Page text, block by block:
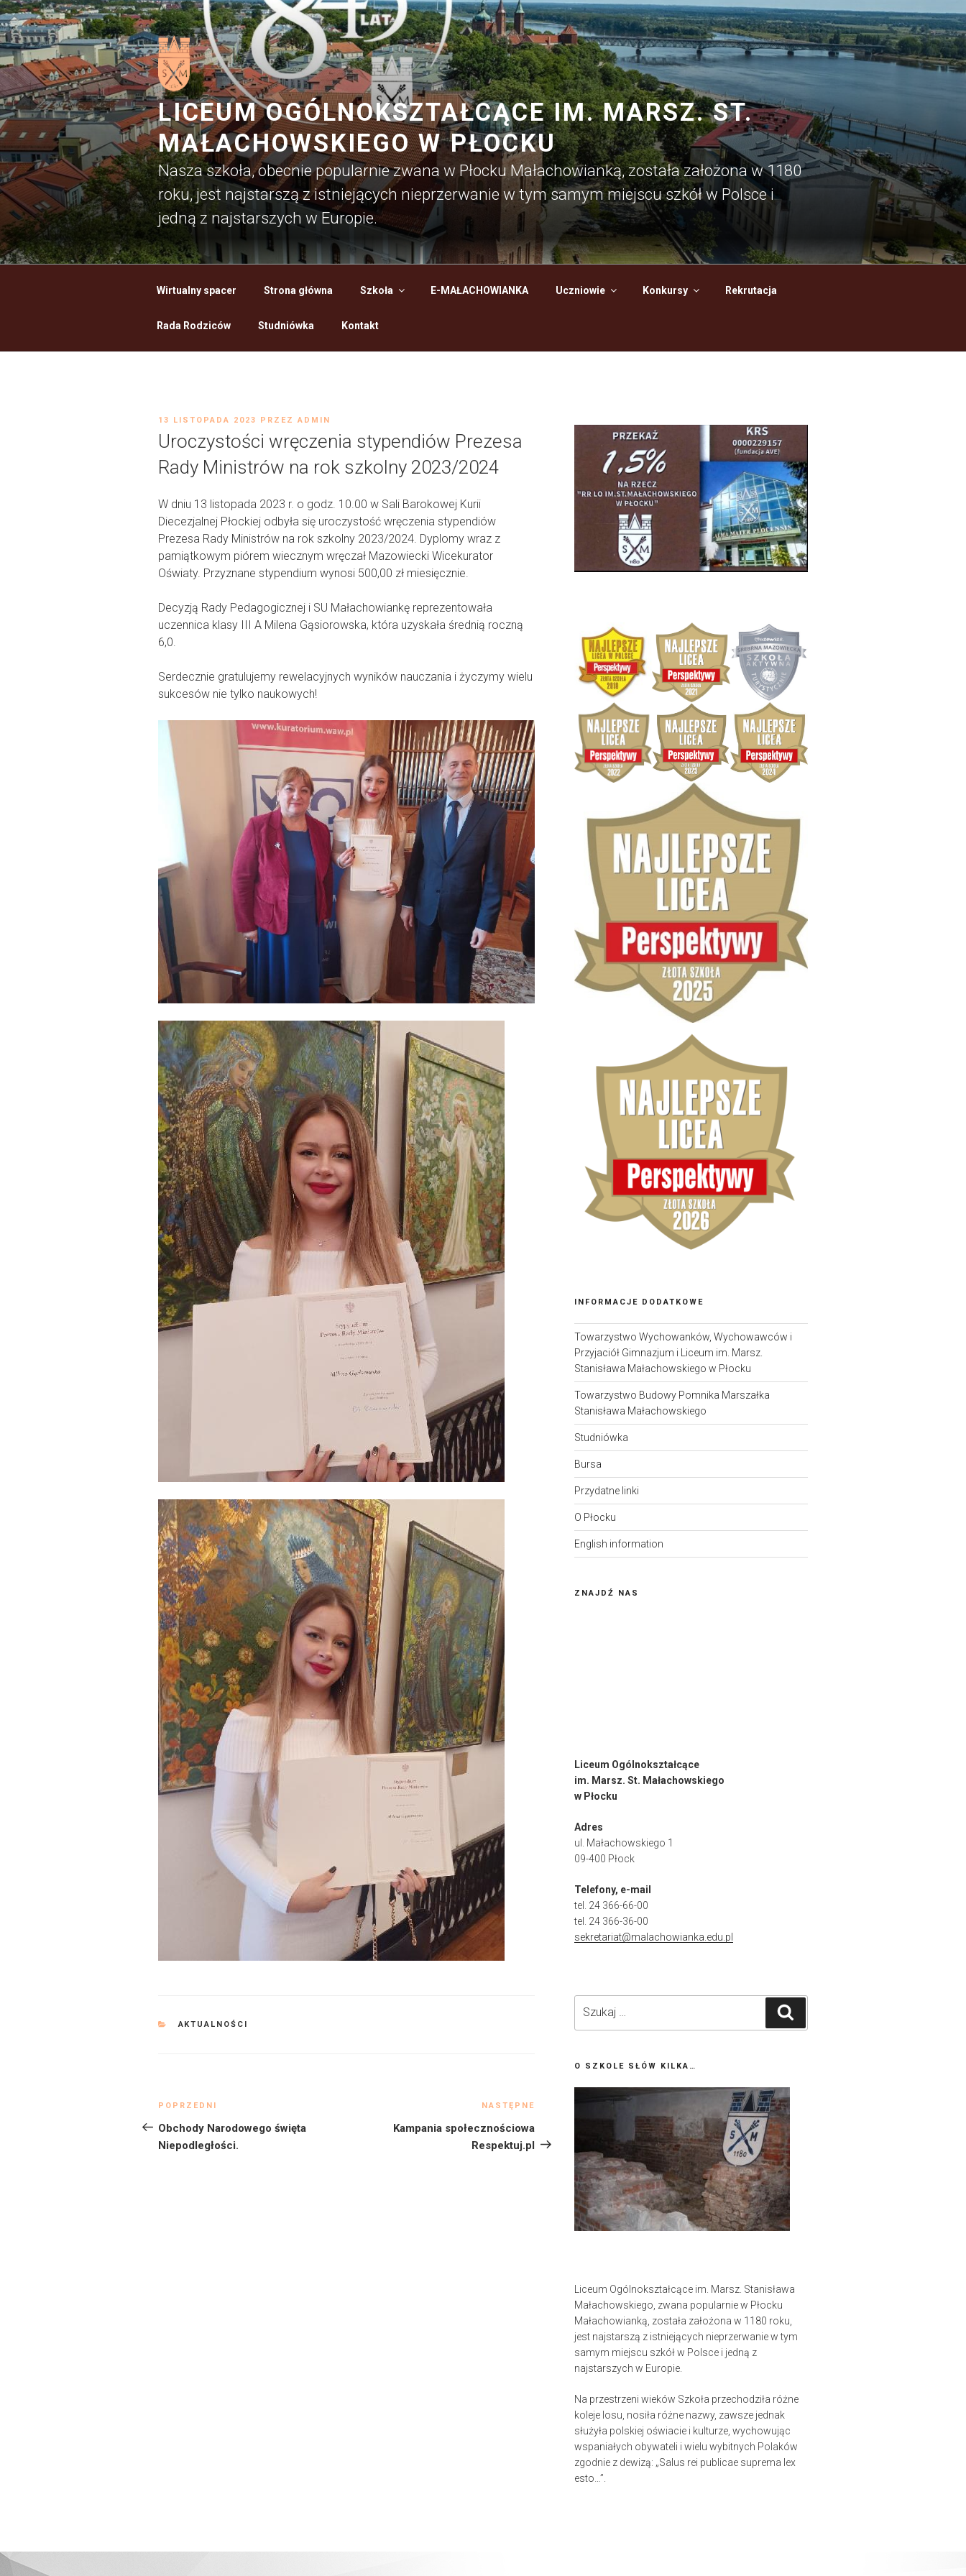
Przejdź
do
treści
LICEUM OGÓLNOKSZTAŁCĄCE IM. MARSZ. ST.
MAŁACHOWSKIEGO W PŁOCKU
Nasza szkoła, obecnie popularnie zwana w Płocku Małachowianką, została założona w 1180
roku, jest najstarszą z istniejących nieprzerwanie w tym samym miejscu szkół w Polsce i
jedną z najstarszych w Europie.
Wirtualny spacer Strona główna Szkoła E-MAŁACHOWIANKA Uczniowie Konkursy Rekrutacja
Rada Rodziców Studniówka Kontakt
OPUBLIKOWANE
13 LISTOPADA 2023 PRZEZADMIN
Uroczystości wręczenia stypendiów Prezesa
Rady Ministrów na rok szkolny 2023/2024
W dniu 13 listopada 2023 r. o godz. 10.00 w Sali Barokowej Kurii
Diecezjalnej Płockiej odbyła się uroczystość wręczenia stypendiów
Prezesa Rady Ministrów na rok szkolny 2023/2024. Dyplomy wraz z
pamiątkowym piórem wiecznym wręczał Mazowiecki Wicekurator
Oświaty. Przyznane stypendium wynosi 500,00 zł miesięcznie.
Decyzją Rady Pedagogicznej i SU Małachowiankę reprezentowała
uczennica klasy III A Milena Gąsiorowska, która uzyskała średnią roczną
6,0.
Serdecznie gratulujemy rewelacyjnych wyników nauczania i życzymy wielu
sukcesów nie tylko naukowych!
KATEGORIE
AKTUALNOŚCI
Nawigacja
wpisu
Poprzedni
wpis
POPRZEDNI
Obchody Narodowego święta
Niepodległości.
NASTĘPNE
Kampania społecznościowa
Respektuj.pl
INFORMACJE DODATKOWE
Towarzystwo Wychowanków, Wychowawców i
Przyjaciół Gimnazjum i Liceum im. Marsz.
Stanisława Małachowskiego w Płocku
Towarzystwo Budowy Pomnika Marszałka
Stanisława Małachowskiego
Studniówka
Bursa
Przydatne linki
O Płocku
English information
ZNAJDŹ NAS
Liceum Ogólnokształcące
im. Marsz. St. Małachowskiego
w Płocku
Adres
ul. Małachowskiego 1
09-400 Płock
Telefony, e-mail
tel. 24 366-66-00
tel. 24 366-36-00
sekretariat@malachowianka.edu.pl
O SZKOLE SŁÓW KILKA…
Liceum Ogólnokształcące im. Marsz. Stanisława
Małachowskiego, zwana popularnie w Płocku
Małachowianką, została założona w 1180 roku,
jest najstarszą z istniejących nieprzerwanie w tym
samym miejscu szkół w Polsce i jedną z
najstarszych w Europie.
Na przestrzeni wieków Szkoła przechodziła różne
koleje losu, nosiła różne nazwy, zawsze jednak
służyła polskiej oświacie i kulturze, wychowując
wspaniałych obywateli i wielu wybitnych Polaków
zgodnie z dewizą: „Salus rei publicae suprema lex
esto…”.